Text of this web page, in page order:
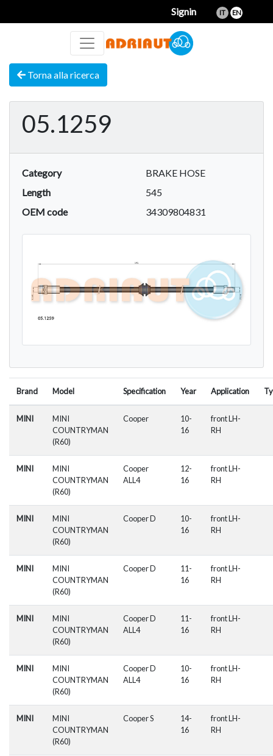
Signin IT EN
Torna alla ricerca
05.1259
Category
BRAKE HOSE
Length
545
OEM code
34309804831
Brand Model Specification Year Application
MINI
MINI
COUNTRYMAN
(R60)
Cooper
10-
16
front LH-
RH
MINI
MINI
COUNTRYMAN
(R60)
Cooper
ALL4
12-
16
front LH-
RH
MINI
MINI
COUNTRYMAN
(R60)
Cooper D
10-
16
front LH-
RH
MINI
MINI
COUNTRYMAN
(R60)
Cooper D
11-
16
front LH-
RH
MINI
MINI
COUNTRYMAN
(R60)
Cooper D
ALL4
11-
16
front LH-
RH
MINI
MINI
COUNTRYMAN
(R60)
Cooper D
ALL4
10-
16
front LH-
RH
MINI
MINI
COUNTRYMAN
(R60)
Cooper S
14-
16
front LH-
RH